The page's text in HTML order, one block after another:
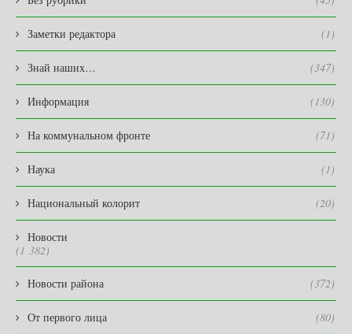
Заметки редактора (1)
Знай наших… (347)
Информация (130)
На коммунальном фронте (71)
Наука (1)
Национальный колорит (20)
Новости
(1 382)
Новости района (372)
От первого лица (80)